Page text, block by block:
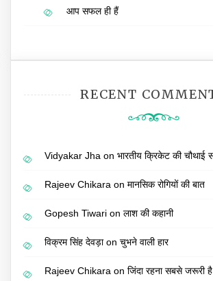
आप सफल ही हैं
RECENT
Vidyakar Jha on भारतीय क्रिकेट की चौथाई
Rajeev Chikara on मानसिक रोगियों की बात
Gopesh Tiwari on लाश की कहानी
विक्रम सिंह देवड़ाon चुभने वाली हार
Rajeev Chikara on जिंदा रहना सबसे जरूरी